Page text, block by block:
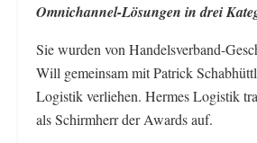
Omnichannel-Lösungen in drei
Sie wurden von Handelsverband-
Will gemeinsam mit Patrick
Logistik verliehen. Hermes Logistik
als Schirmherr der Awards auf.